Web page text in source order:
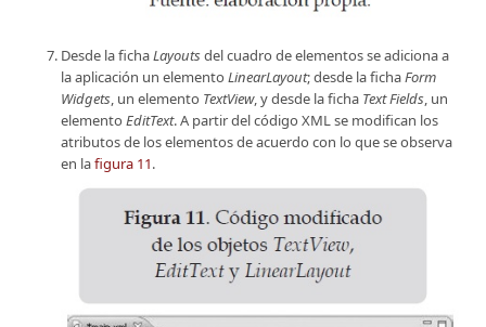
Desde la fichaLayoutsdel cuadro de elementos se adiciona a
la aplicación un elemento LinearLayout; desde la fichaForm
Widgets, un elemento TextView, y desde la ficha Text Fields, un
elemento EditText. A partir del código XML se modifican los
atributos de los elementos de acuerdo con lo que se observa
en lafigura 11.